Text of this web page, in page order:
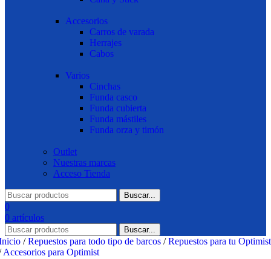
Accesorios
Carros de varada
Herrajes
Cabos
Varios
Cinchas
Funda casco
Funda cubierta
Funda mástiles
Funda orza y timón
Outlet
Nuestras marcas
Acceso Tienda
Buscar...
0
0 artículos
Buscar...
/ Repuestos para todo tipo de barcos / Repuestos para tu Optimist
Accesorios para Optimist